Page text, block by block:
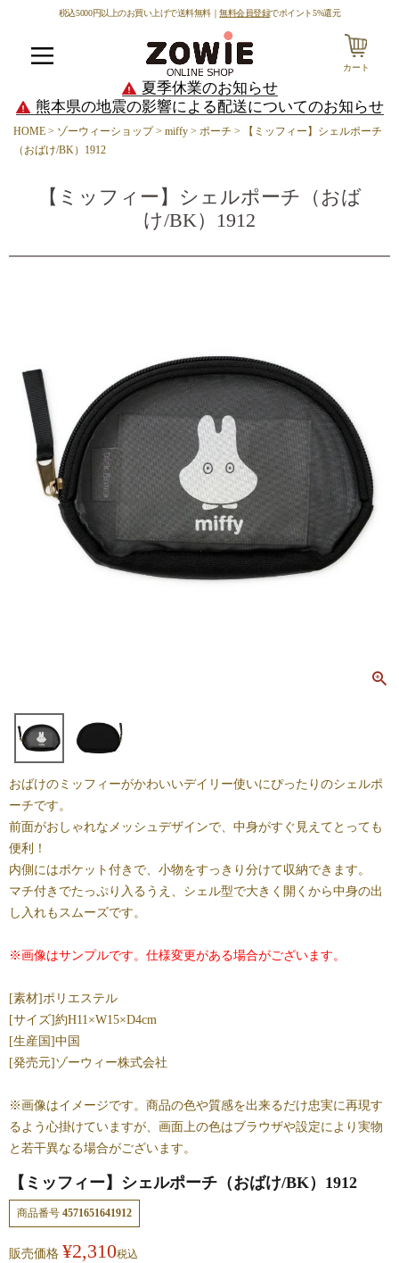
税込5000円以上のお買い上げで送料無料｜無料会員登録でポイント5%還元
カート
夏季休業のお知らせ
熊本県の地震の影響による配送についてのお知らせ
HOME ゾーウィーショップ miffy ポーチ
【ミッフィー】シェルポーチ
（おばけ/BK）1912
【ミッフィー】シェルポーチ（おば
け/BK）1912
おばけのミッフィーがかわいいデイリー使いにぴったりのシェルポ
ーチです。
前面がおしゃれなメッシュデザインで、中身がすぐ見えてとっても
便利！
内側にはポケット付きで、小物をすっきり分けて収納できます。
マチ付きでたっぷり入るうえ、シェル型で大きく開くから中身の出
し入れもスムーズです。
※画像はサンプルです。仕様変更がある場合がございます。
[素材]ポリエステル
[サイズ]約H11×W15×D4cm
[生産国]中国
[発売元]ゾーウィー株式会社
※画像はイメージです。商品の色や質感を出来るだけ忠実に再現す
るよう心掛けていますが、画面上の色はブラウザや設定により実物
と若干異なる場合がございます。
【ミッフィー】シェルポーチ（おばけ/BK）1912
商品番号 4571651641912
販売価格 ¥2,310税込